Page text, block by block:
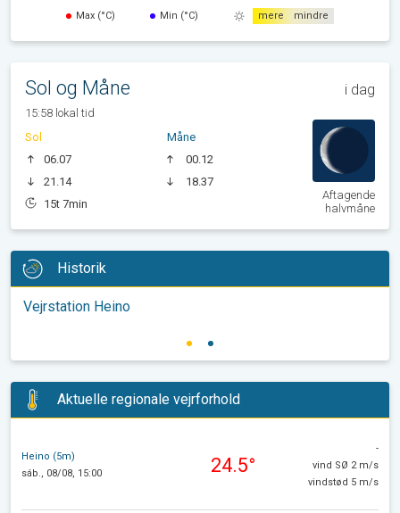
Max (°C) Min (°C) mere mindre
Sol og Måne i dag
15:58 lokal tid
Sol
06.07
21.14
15t 7min
Måne
00.12
18.37
Aftagende
halvmåne
Historik
Vejrstation Heino
Aktuelle regionale vejrforhold
Heino (5m)
sáb., 08/08, 15:00
24.5°
-
vind SØ 2 m/s
vindstød 5 m/s